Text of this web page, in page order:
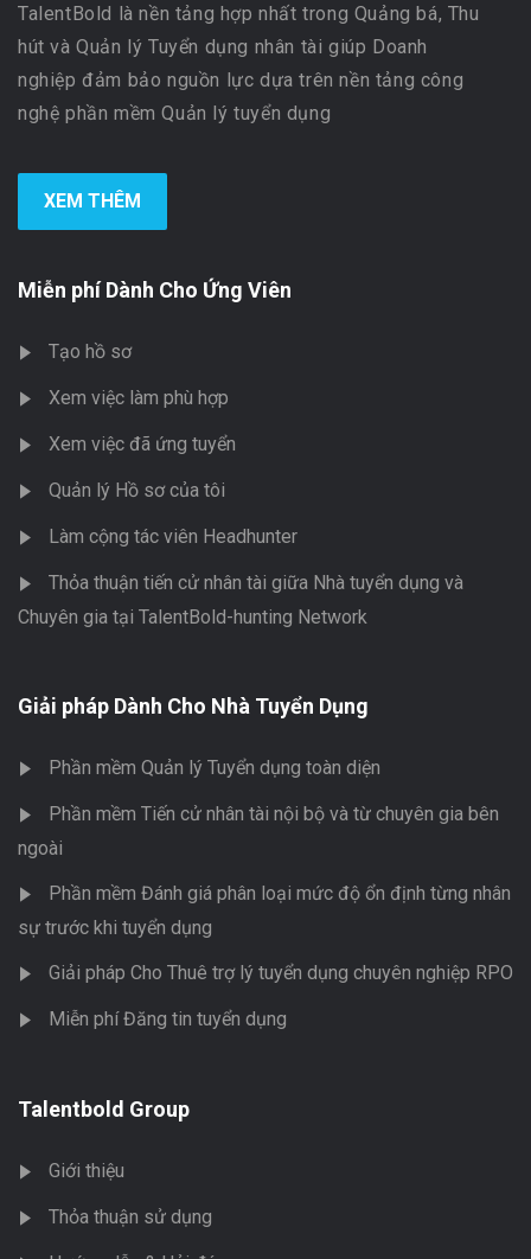
TalentBold là nền tảng hợp nhất trong Quảng bá, Thu
hút và Quản lý Tuyển dụng nhân tài giúp Doanh
nghiệp đảm bảo nguồn lực dựa trên nền tảng công
nghệ phần mềm Quản lý tuyển dụng
XEM THÊM
Miễn phí Dành Cho Ứng Viên
Tạo hồ sơ
Xem việc làm phù hợp
Xem việc đã ứng tuyển
Quản lý Hồ sơ của tôi
Làm cộng tác viên Headhunter
Thỏa thuận tiến cử nhân tài giữa Nhà tuyển dụng và
Chuyên gia tại TalentBold-hunting Network
Giải pháp Dành Cho Nhà Tuyển Dụng
Phần mềm Quản lý Tuyển dụng toàn diện
Phần mềm Tiến cử nhân tài nội bộ và từ chuyên gia bên
ngoài
Phần mềm Đánh giá phân loại mức độ ổn định từng nhân
sự trước khi tuyển dụng
Giải pháp Cho Thuê trợ lý tuyển dụng chuyên nghiệp RPO
Miễn phí Đăng tin tuyển dụng
Talentbold Group
Giới thiệu
Thỏa thuận sử dụng